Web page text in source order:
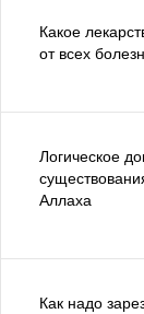
Какое
от всех
Логическое
Аллаха
Как надо